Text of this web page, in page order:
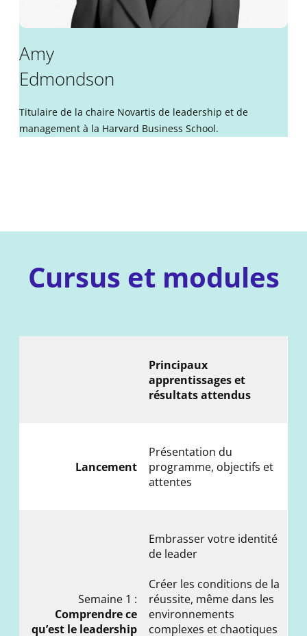
Amy
Edmondson
Titulaire de la chaire Novartis de leadership et de
management à la Harvard Business School.
Cursus et modules
Principaux
apprentissages et
résultats attendus
Lancement
Présentation du
programme, objectifs et
attentes
Semaine 1 :
Comprendre ce
qu’est le leadership
Embrasser votre identité
de leader
Créer les conditions de la
réussite, même dans les
environnements
complexes et chaotiques